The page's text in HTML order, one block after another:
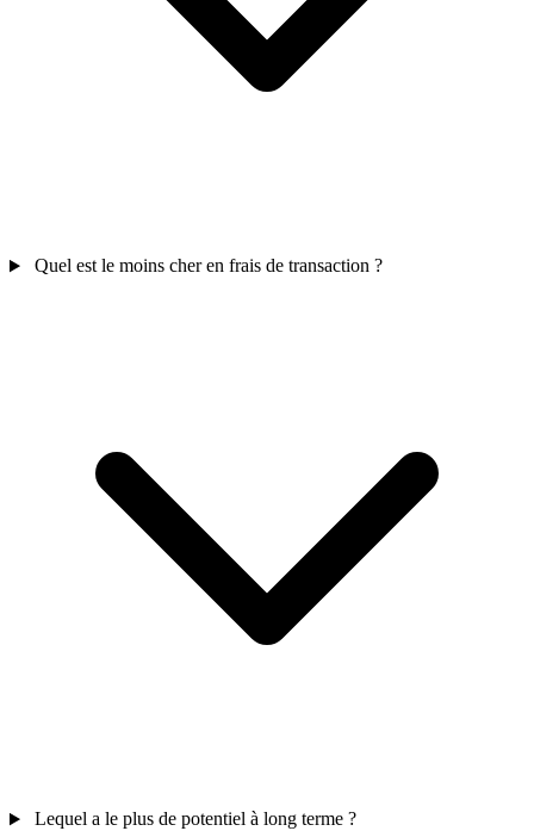
Quel est le moins cher en frais de transaction ?
Lequel a le plus de potentiel à long terme ?